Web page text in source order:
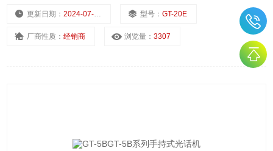
更新日期：2024-07-22 型号：GT-20E
厂商性质：经销商 浏览量：3307